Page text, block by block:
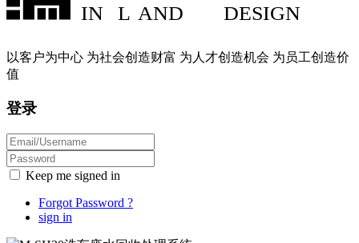
IN L AND DESIGN
以客户为中心 为社会创造财富 为人才创造机会 为员工创造价
值
登录
Keep me signed in
Forgot Password ?
sign in